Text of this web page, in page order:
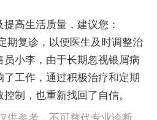
高生活质量，建议您：
期复诊，以便医生及时调整治
小李，由于长期忽视银屑病
工作，通过积极治疗和定期
制，也重新找回了自信。
供参考，不可替代专业诊断。